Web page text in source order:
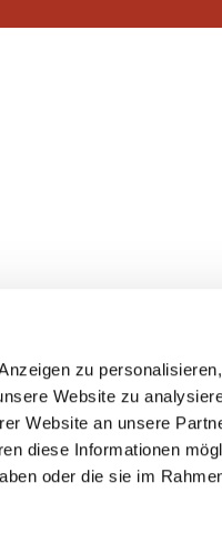
zu
Website zu
Website an unsere
diese Informationen
oder die sie im